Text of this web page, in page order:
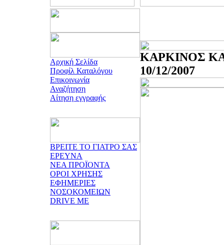
Αρχική Σελίδα
Προφίλ Καταλόγου
Επικοινωνία
Αναζήτηση
Αίτηση εγγραφής
ΒΡΕΙΤΕ ΤΟ ΓΙΑΤΡΟ ΣΑΣ
ΕΡΕΥΝΑ
ΝΕΑ ΠΡΟΪΟΝΤΑ
ΟΡΟΙ ΧΡΗΣΗΣ
ΕΦΗΜΕΡΙΕΣ
ΝΟΣΟΚΟΜΕΙΩΝ
DRIVE ME
ΚΑΡΚΙΝΟΣ
10/12/2007